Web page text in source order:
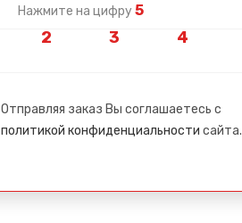
Нажмите на цифру 5
Отправляя заказ Вы соглашаетесь с
политикой конфиденциальности сайта.